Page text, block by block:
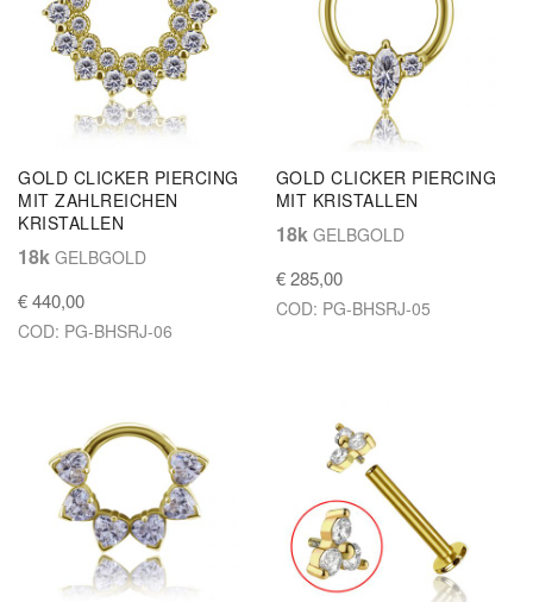
GOLD CLICKER PIERCING
MIT ZAHLREICHEN
KRISTALLEN
18k GELBGOLD
€ 440,00
COD: PG-BHSRJ-06
GOLD CLICKER PIERCING
MIT KRISTALLEN
18k GELBGOLD
€ 285,00
COD: PG-BHSRJ-05